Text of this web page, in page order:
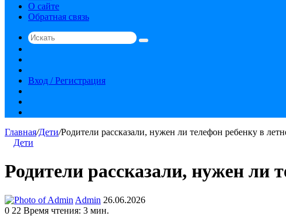
О сайте
Обратная связь
Искать
статья
Вход / Регистрация
Главная/Дети/Родители рассказали, нужен ли телефон ребенку в
Дети
Родители рассказали, нужен ли
Admin Send
an
26.06.2026
0 22 Время чтения: 3 мин.